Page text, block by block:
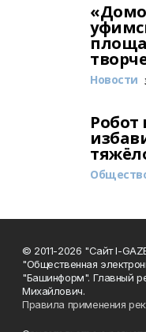
Новости
Робот
© 2011-2026 "Сайт I-
"Общественная
"Башинформ". Главный
Михайлович.
Правила применения